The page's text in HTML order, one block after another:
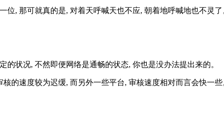
, 那可就真的是, 对着天呼喊天也不应, 朝着地呼喊地也不灵了
状况, 不然即便网络是通畅的状态, 你也是没办法提出来的。
的速度较为迟缓, 而另外一些平台, 审核速度相对而言会快一些